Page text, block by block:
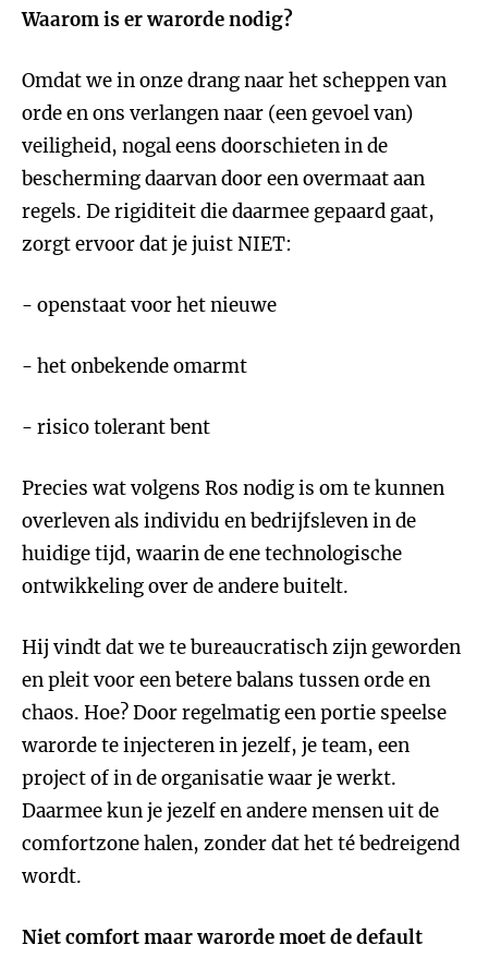
Waarom is er warorde nodig?
Omdat we in onze drang naar het scheppen van
orde en ons verlangen naar (een gevoel van)
veiligheid, nogal eens doorschieten in de
bescherming daarvan door een overmaat aan
regels. De rigiditeit die daarmee gepaard gaat,
zorgt ervoor dat je juist NIET:
- openstaat voor het nieuwe
- het onbekende omarmt
- risico tolerant bent
Precies wat volgens Ros nodig is om te kunnen
overleven als individu en bedrijfsleven in de
huidige tijd, waarin de ene technologische
ontwikkeling over de andere buitelt.
Hij vindt dat we te bureaucratisch zijn geworden
en pleit voor een betere balans tussen orde en
chaos. Hoe? Door regelmatig een portie speelse
warorde te injecteren in jezelf, je team, een
project of in de organisatie waar je werkt.
Daarmee kun je jezelf en andere mensen uit de
comfortzone halen, zonder dat het té bedreigend
wordt.
Niet comfort maar warorde moet de default